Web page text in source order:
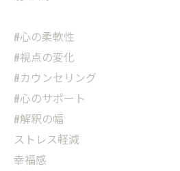
#心の柔軟性
#視点の変化
#カウンセリング
#心のサポート
#解釈の幅
ストレス軽減
幸福感